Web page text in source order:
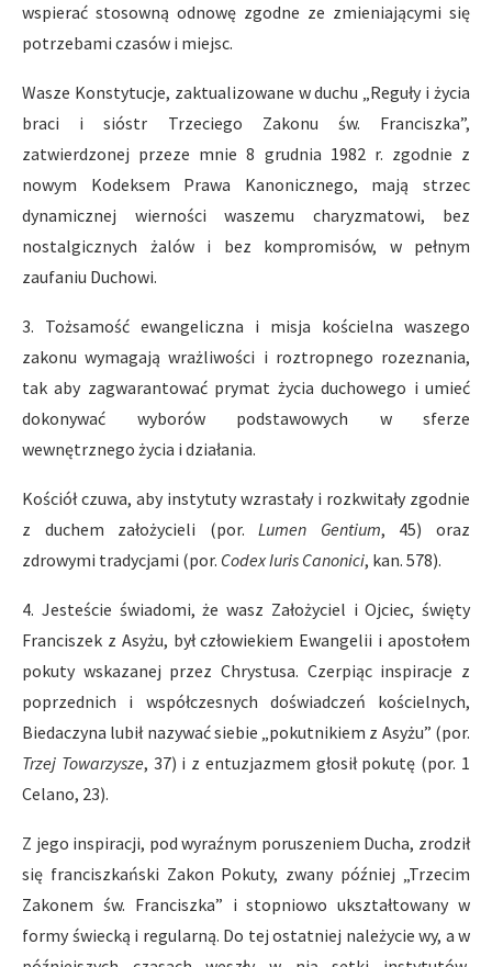
wspierać stosowną odnowę zgodne ze zmieniającymi się
potrzebami czasów i miejsc.
Wasze Konstytucje, zaktualizowane w duchu „Reguły i życia
braci i sióstr Trzeciego Zakonu św. Franciszka”,
zatwierdzonej przeze mnie 8 grudnia 1982 r. zgodnie z
nowym Kodeksem Prawa Kanonicznego, mają strzec
dynamicznej wierności waszemu charyzmatowi, bez
nostalgicznych żalów i bez kompromisów, w pełnym
zaufaniu Duchowi.
3. Tożsamość ewangeliczna i misja kościelna waszego
zakonu wymagają wrażliwości i roztropnego rozeznania,
tak aby zagwarantować prymat życia duchowego i umieć
dokonywać wyborów podstawowych w sferze
wewnętrznego życia i działania.
Kościół czuwa, aby instytuty wzrastały i rozkwitały zgodnie
z duchem założycieli (por.Lumen Gentium, 45) oraz
zdrowymi tradycjami (por. Codex Iuris Canonici, kan. 578).
4. Jesteście świadomi, że wasz Założyciel i Ojciec, święty
Franciszek z Asyżu, był człowiekiem Ewangelii i apostołem
pokuty wskazanej przez Chrystusa. Czerpiąc inspiracje z
poprzednich i współczesnych doświadczeń kościelnych,
Biedaczyna lubił nazywać siebie „pokutnikiem z Asyżu” (por.
Trzej Towarzysze, 37) i z entuzjazmem głosił pokutę (por. 1
Celano, 23).
Z jego inspiracji, pod wyraźnym poruszeniem Ducha, zrodził
się franciszkański Zakon Pokuty, zwany później „Trzecim
Zakonem św. Franciszka” i stopniowo ukształtowany w
formy świecką i regularną. Do tej ostatniej należycie wy, a w